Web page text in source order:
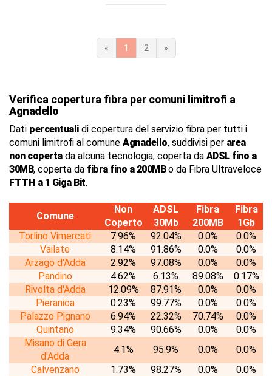
« 1 2 »
Verifica copertura fibra per comuni limitrofi a
Agnadello
Dati percentualidi copertura del servizio fibra per tutti i
comuni limitrofi al comune Agnadello, suddivisi per area
non copertada alcuna tecnologia, coperta da ADSL fino a
30MB, coperta da fibra fino a 200MBo da Fibra Ultraveloce
FTTH a 1 Giga Bit.
Comune
Non
Coperto
ADSL
30Mb
Fibra
200MB
Fibra
1Gb
Torlino Vimercati
7.96% 92.04% 0.0%
0.0%
Vailate
8.14% 91.86% 0.0%
0.0%
Arzago d'Adda
2.92% 97.08% 0.0%
0.0%
Pandino
4.62% 6.13% 89.08%
0.17%
Rivolta d'Adda
12.09% 87.91% 0.0%
0.0%
Pieranica
0.23% 99.77% 0.0%
0.0%
Palazzo Pignano
6.94% 22.32% 70.74%
0.0%
Quintano
9.34% 90.66% 0.0%
0.0%
Misano di Gera
d'Adda
4.1% 95.9% 0.0%
0.0%
Calvenzano
1.73% 98.27% 0.0%
0.0%